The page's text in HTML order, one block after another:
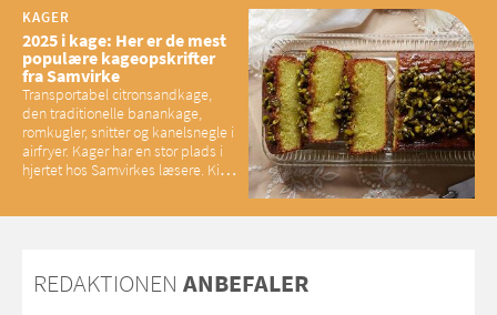
KAGER
2025 i kage: Her er de mest
populære kageopskrifter
fra Samvirke
Transportabel citronsandkage,
den traditionelle banankage,
romkugler, snitter og kanelsnegle i
airfryer. Kager har en stor plads i
hjertet hos Samvirkes læsere. Kig
REDAKTIONEN ANBEFALER